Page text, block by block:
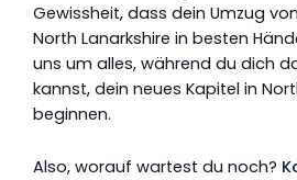
Gewissheit, dass dein Umzug
North Lanarkshire in besten
uns um alles, während du dich
kannst, dein neues Kapitel in
beginnen.
Also, worauf wartest du noch?